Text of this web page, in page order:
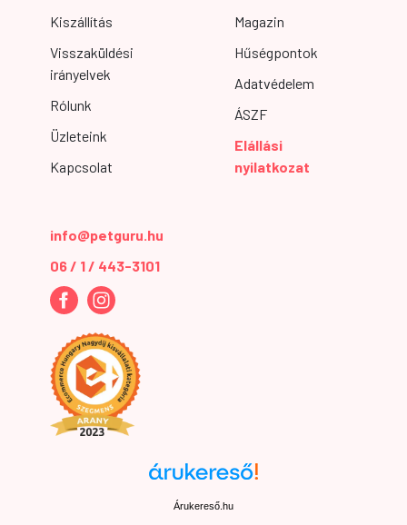
Kiszállítás
Visszaküldési
irányelvek
Rólunk
Üzleteink
Kapcsolat
Magazin
Hűségpontok
Adatvédelem
ÁSZF
Elállási
nyilatkozat
info@petguru.hu
06 / 1 / 443-3101
Árukereső.hu